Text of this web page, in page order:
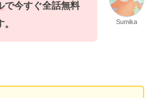
で今すぐ全話無料
Sumika